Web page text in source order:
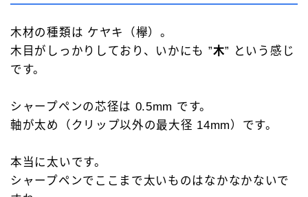
木材の種類は ケヤキ（欅）。
木目がしっかりしており、いかにも ”木” という感じ
です。
シャープペンの芯径は 0.5mm です。
軸が太め（クリップ以外の最大径 14mm）です。
本当に太いです。
シャープペンでここまで太いものはなかなかないで